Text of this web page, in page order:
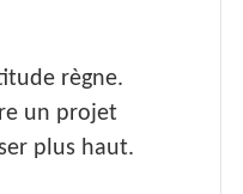
règne.
un projet
plus haut.